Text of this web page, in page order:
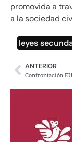
promovida a
a la sociedad
leyes
ANTERIOR